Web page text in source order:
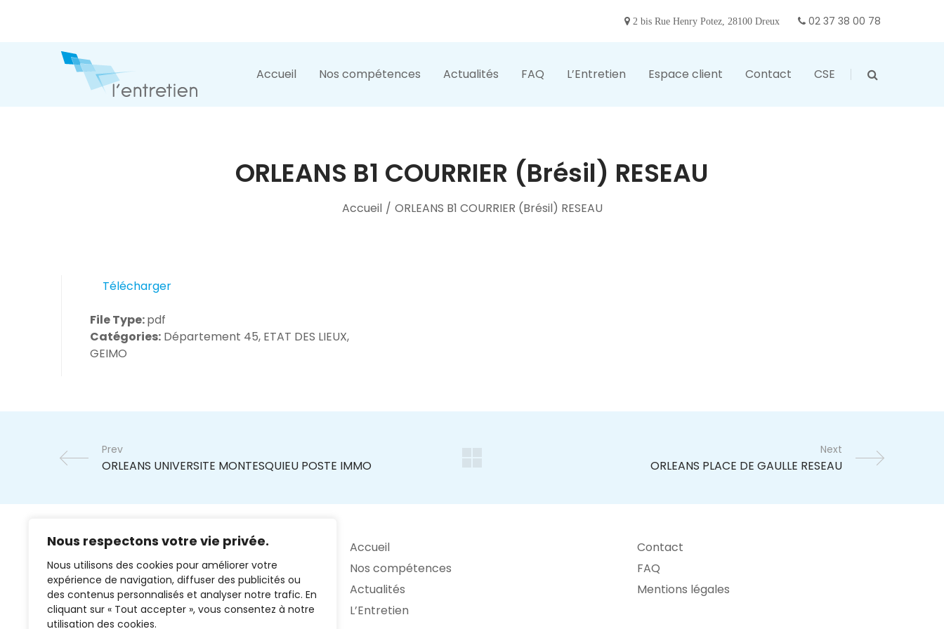
Nous respectons votre vie privée.
Nous utilisons des cookies pour améliorer votre
expérience de navigation, diffuser des publicités ou
des contenus personnalisés et analyser notre trafic. En
cliquant sur « Tout accepter », vous consentez à notre
utilisation des cookies.
2 bis Rue Henry Potez, 28100 Dreux 02 37 38 00 78
Accueil Nos compétences Actualités FAQ L’Entretien Espace client Contact CSE
ORLEANS B1 COURRIER (Brésil) RESEAU
Accueil / ORLEANS B1 COURRIER (Brésil) RESEAU
Télécharger
File Type:pdf
Catégories: Département 45, ETAT DES LIEUX,
GEIMO
Prev Next
02 37 38 00 78
Accueil
Nos compétences
Actualités
L’Entretien
Contact
FAQ
Mentions légales